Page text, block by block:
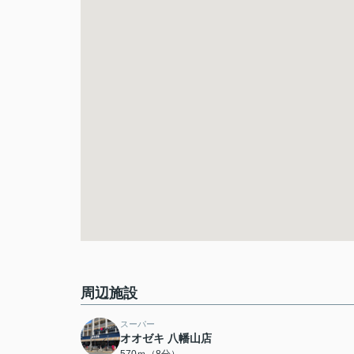
周辺施設
スーパー
オオゼキ 八幡山店